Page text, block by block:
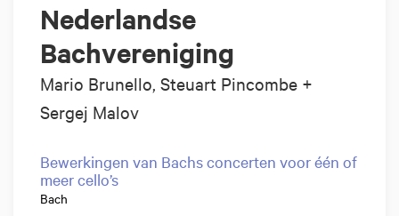
Nederlandse
Bachvereniging
Mario Brunello, Steuart Pincombe +
Sergej Malov
Bewerkingen van Bachs concerten voor één of
meer cello’s
Bach